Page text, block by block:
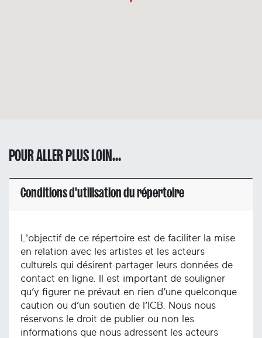
POUR ALLER PLUS LOIN...
Conditions d'utilisation du répertoire
L'objectif de ce répertoire est de faciliter la mise
en relation avec les artistes et les acteurs
culturels qui désirent partager leurs données de
contact en ligne. Il est important de souligner
qu’y figurer ne prévaut en rien d’une quelconque
caution ou d’un soutien de l’ICB. Nous nous
réservons le droit de publier ou non les
informations que nous adressent les acteurs